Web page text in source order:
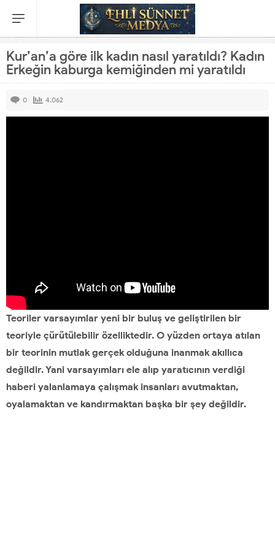
Kur’an’a göre ilk kadın nasıl yaratıldı? Kadın
Erkeğin kaburga kemiğinden mi yaratıldı
0 4.062
Teoriler varsayımlar yeni bir buluş ve geliştirilen bir
teoriyle çürütülebilir özelliktedir. O yüzden ortaya atılan
bir teorinin mutlak gerçek olduğuna inanmak akıllıca
değildir. Yani varsayımları ele alıp yaratıcının verdiği
haberi yalanlamaya çalışmak insanları avutmaktan,
oyalamaktan ve kandırmaktan başka bir şey değildir.